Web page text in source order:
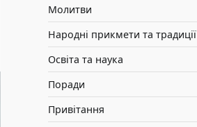
Молитви
Народні прикмети та традиції
Освіта та наука
Поради
Привітання